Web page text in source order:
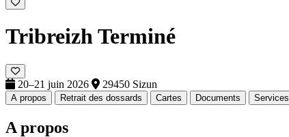
TribreizhTerminé
20–21 juin 2026 29450 Sizun
A propos Retrait des dossards Cartes Documents Services
A propos